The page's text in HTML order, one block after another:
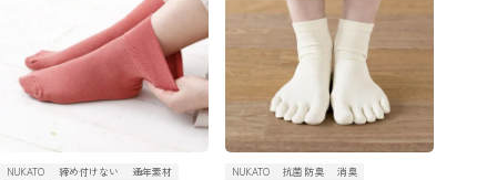
NUKATO 締め付けない
通年素材
NUKATO 抗菌防臭 消臭